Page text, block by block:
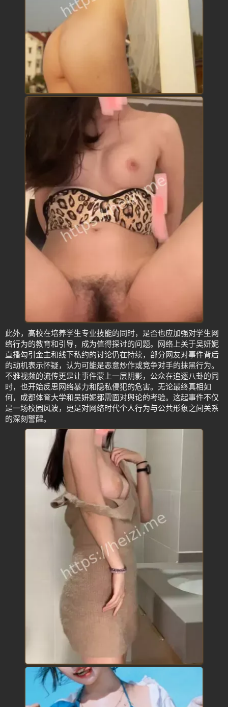
此外，高校在培养学生专业技能的同时，是否也应加强对学生网
络行为的教育和引导，成为值得探讨的问题。网络上关于吴妍妮
直播勾引金主和线下私约的讨论仍在持续，部分网友对事件背后
的动机表示怀疑，认为可能是恶意炒作或竞争对手的抹黑行为。
不雅视频的流传更是让事件蒙上一层阴影，公众在追逐八卦的同
时，也开始反思网络暴力和隐私侵犯的危害。无论最终真相如
何，成都体育大学和吴妍妮都需面对舆论的考验。这起事件不仅
是一场校园风波，更是对网络时代个人行为与公共形象之间关系
的深刻警醒。